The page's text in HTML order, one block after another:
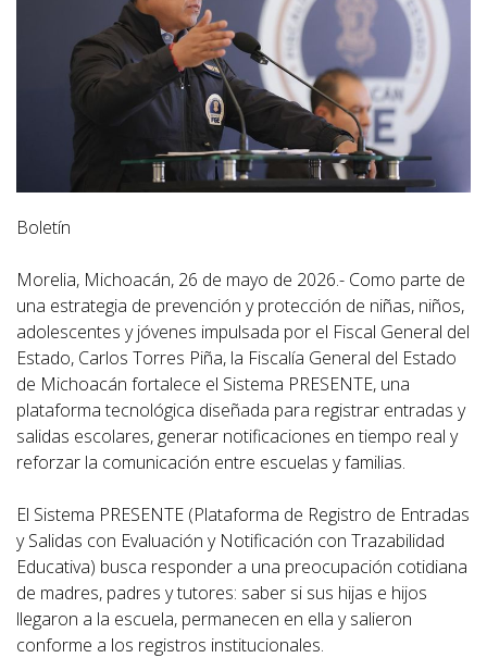
Boletín
Morelia, Michoacán, 26 de mayo de 2026.- Como parte de
una estrategia de prevención y protección de niñas, niños,
adolescentes y jóvenes impulsada por el Fiscal General del
Estado, Carlos Torres Piña, la Fiscalía General del Estado
de Michoacán fortalece el Sistema PRESENTE, una
plataforma tecnológica diseñada para registrar entradas y
salidas escolares, generar notificaciones en tiempo real y
reforzar la comunicación entre escuelas y familias.
El Sistema PRESENTE (Plataforma de Registro de Entradas
y Salidas con Evaluación y Notificación con Trazabilidad
Educativa) busca responder a una preocupación cotidiana
de madres, padres y tutores: saber si sus hijas e hijos
llegaron a la escuela, permanecen en ella y salieron
conforme a los registros institucionales.